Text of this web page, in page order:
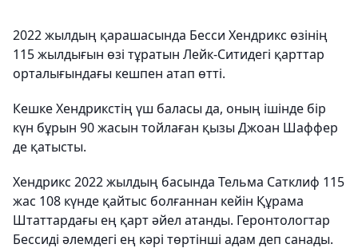
2022 жылдың қарашасында Бесси Хендрикс өзінің
115 жылдығын өзі тұратын Лейк-Ситидегі қарттар
орталығындағы кешпен атап өтті.
Кешке Хендрикстің үш баласы да, оның ішінде бір
күн бұрын 90 жасын тойлаған қызы Джоан Шаффер
де қатысты.
Хендрикс 2022 жылдың басында Тельма Сатклиф 115
жас 108 күнде қайтыс болғаннан кейін Құрама
Штаттардағы ең қарт әйел атанды. Геронтологтар
Бессиді әлемдегі ең кәрі төртінші адам деп санады.